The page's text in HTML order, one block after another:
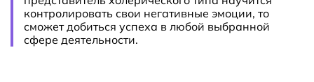
контролировать свои негативные эмоции, то
сможет добиться успеха в любой выбранной
сфере деятельности.